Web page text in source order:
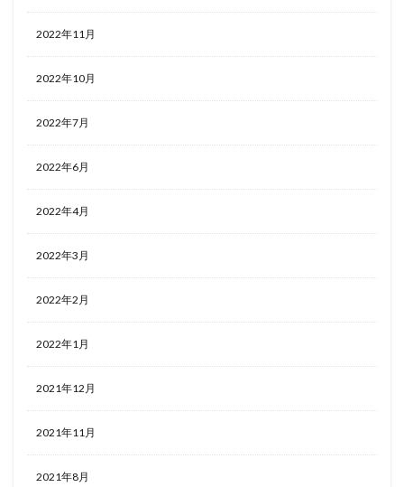
2022年11月
2022年10月
2022年7月
2022年6月
2022年4月
2022年3月
2022年2月
2022年1月
2021年12月
2021年11月
2021年8月